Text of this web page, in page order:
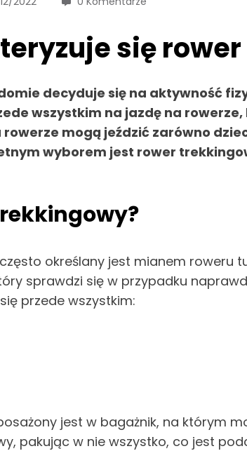
się
decyduje się na aktywność
wszystkim na jazdę na
mogą jeździć zarówno
wyborem jest rower
?
określany jest mianem roweru
sprawdzi się w przypadku
przede wszystkim:
jest w bagażnik, na którym
pakując w nie wszystko, co jest